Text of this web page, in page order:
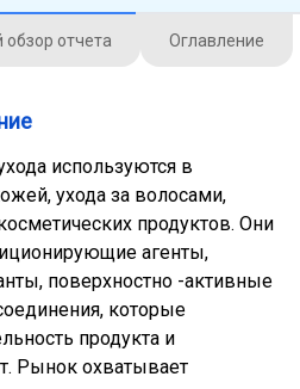
обзор отчета Оглавление
используются в
ухода за волосами,
продуктов. Они
агенты,
поверхностно -активные
которые
продукта и
Рынок охватывает